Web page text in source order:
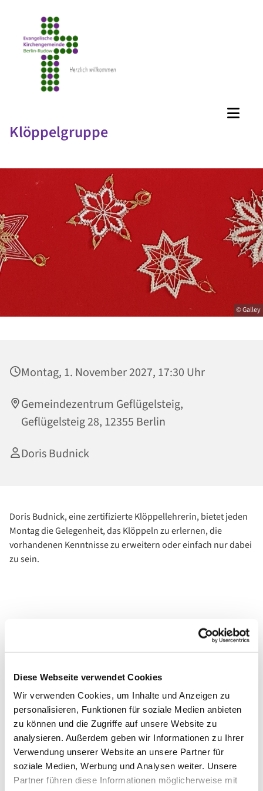
Diese Webseite verwendet Cookies
Wir verwenden Cookies, um Inhalte und Anzeigen zu
personalisieren, Funktionen für soziale Medien anbieten
zu können und die Zugriffe auf unsere Website zu
analysieren. Außerdem geben wir Informationen zu Ihrer
Verwendung unserer Website an unsere Partner für
soziale Medien, Werbung und Analysen weiter. Unsere
Partner führen diese Informationen möglicherweise mit
Klöppelgruppe
© Galley
Montag, 1. November 2027, 17:30 Uhr
Gemeindezentrum Geflügelsteig,
Geflügelsteig 28, 12355 Berlin
Doris Budnick
Doris Budnick, eine zertifizierte Klöppellehrerin, bietet jeden
Montag die Gelegenheit, das Klöppeln zu erlernen, die
vorhandenen Kenntnisse zu erweitern oder einfach nur dabei
zu sein.